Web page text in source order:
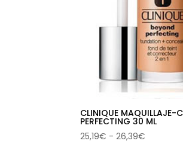
CLINIQUE MAQUILLAJE-
PERFECTING 30 ML
25,19€ - 26,39€